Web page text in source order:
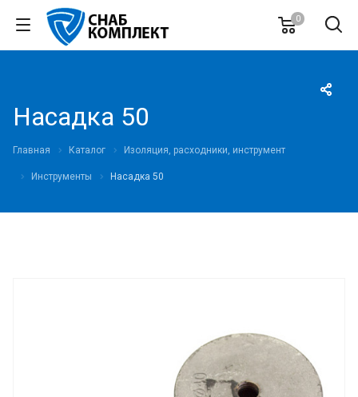
0
Насадка 50
Главная Каталог Изоляция, расходники, инструмент
Инструменты Насадка 50